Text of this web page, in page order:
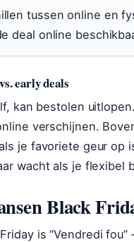
tussen online en
deal online
early deals
kan bestolen
verschijnen.
je favoriete geur op
wacht als je flexibel
Black
is “Vendredi